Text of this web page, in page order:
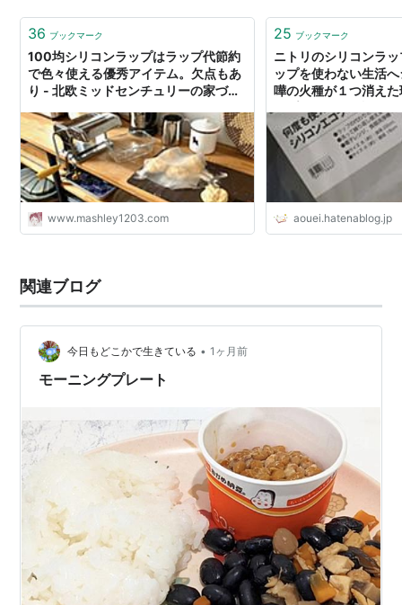
ード 合成皮革 ホ…
36 ブックマーク
100均シリコンラップはラップ代節約
で色々使える優秀アイテム。欠点もあ
り - 北欧ミッドセンチュリーの家づく
www.mashley1203.com
25 ブックマーク
ニトリのシリコンラ
ップを使わない生活
嘩の火種が１つ消え
aouei.hatenablog.jp
関連ブログ
今日もどこかで生きている • 1ヶ月前
モーニングプレート